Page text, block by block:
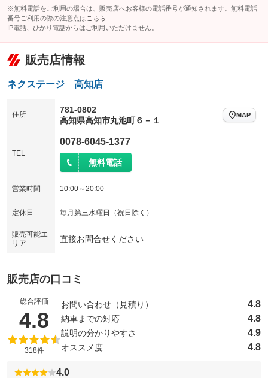
※無料電話をご利用の場合は、販売店へお客様の電話番号が通知されます。無料電話
番号ご利用の際の注意点は こちら
IP電話、ひかり電話からはご利用いただけません。
販売店情報
ネクステージ 高知店
住所
781-0802
高知県高知市丸池町６－１
MAP
TEL
0078-6045-1377
無料電話
営業時間 10:00～20:00
定休日 毎月第三水曜日（祝日除く）
販売可能エ
リア
直接お問合せください
販売店の口コミ
総合評価
4.8 （5点満点中）
318件
お問い合わせ（見積り） 4.8
納車までの対応 4.8
説明の分かりやすさ 4.9
オススメ度 4.8
4.0